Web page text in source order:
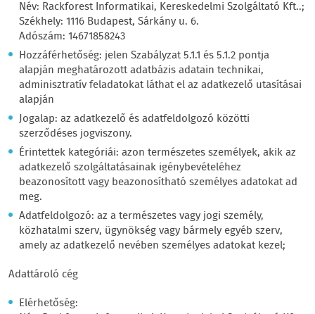
Név: Rackforest Informatikai, Kereskedelmi Szolgáltató Kft..;
Székhely: 1116 Budapest, Sárkány u. 6.
Adószám: 14671858243
Hozzáférhetőség: jelen Szabályzat 5.1.1 és 5.1.2 pontja
alapján meghatározott adatbázis adatain technikai,
adminisztratív feladatokat láthat el az adatkezelő utasításai
alapján
Jogalap: az adatkezelő és adatfeldolgozó közötti
szerződéses jogviszony.
Érintettek kategóriái: azon természetes személyek, akik az
adatkezelő szolgáltatásainak igénybevételéhez
beazonosított vagy beazonosítható személyes adatokat ad
meg.
Adatfeldolgozó: az a természetes vagy jogi személy,
közhatalmi szerv, ügynökség vagy bármely egyéb szerv,
amely az adatkezelő nevében személyes adatokat kezel;
Adattároló cég
Elérhetőség: